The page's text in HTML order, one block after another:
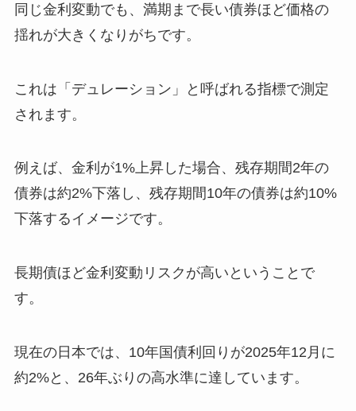
同じ金利変動でも、満期まで長い債券ほど価格の
揺れが大きくなりがちです。
これは「デュレーション」と呼ばれる指標で測定
されます。
例えば、金利が1%上昇した場合、残存期間2年の
債券は約2%下落し、残存期間10年の債券は約10%
下落するイメージです。
長期債ほど金利変動リスクが高いということで
す。
現在の日本では、10年国債利回りが2025年12月に
約2%と、26年ぶりの高水準に達しています。